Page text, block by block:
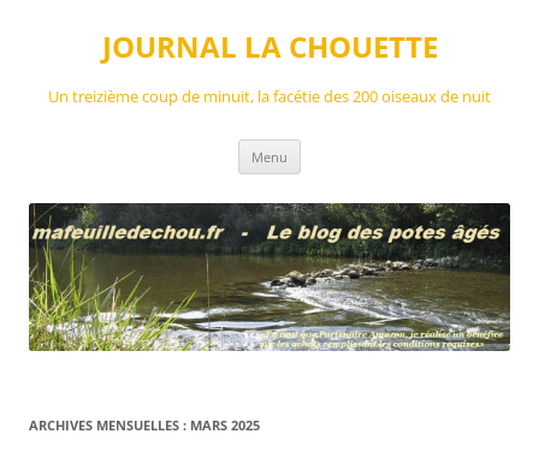
JOURNAL LA CHOUETTE
Un treizième coup de minuit, la facétie des 200 oiseaux de nuit
Menu
ARCHIVES MENSUELLES : MARS 2025